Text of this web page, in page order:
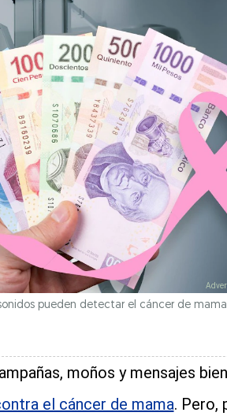
pueden detectar el cáncer de
moños y mensajes bien
el cáncer de mama. Pero,